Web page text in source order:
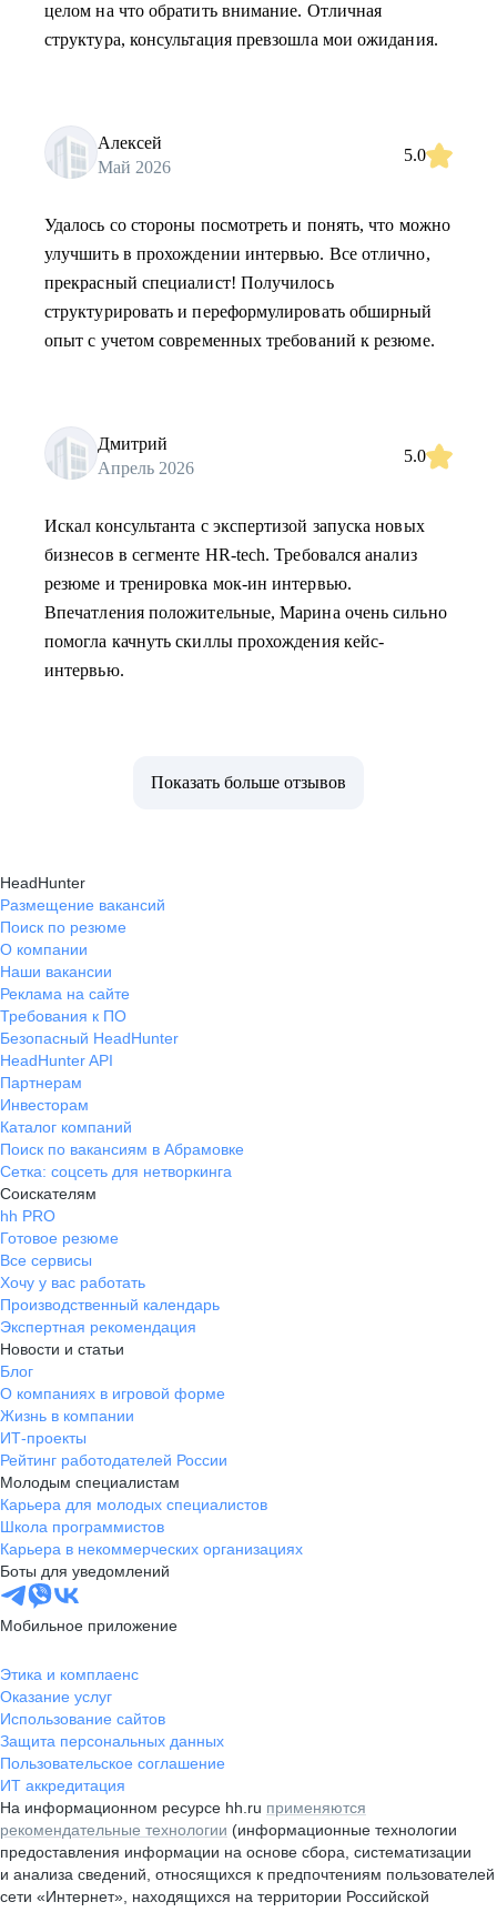
целом на что обратить внимание. Отличная
структура, консультация превзошла мои ожидания.
Алексей
Май 2026
5.0
Удалось со стороны посмотреть и понять, что можно
улучшить в прохождении интервью. Все отлично,
прекрасный специалист! Получилось
структурировать и переформулировать обширный
опыт с учетом современных требований к резюме.
Дмитрий
Апрель 2026
5.0
Искал консультанта с экспертизой запуска новых
бизнесов в сегменте HR-tech. Требовался анализ
резюме и тренировка мок-ин интервью.
Впечатления положительные, Марина очень сильно
помогла качнуть скиллы прохождения кейс-
интервью.
Показать больше отзывов
HeadHunter
Размещение вакансий
Поиск по резюме
О компании
Наши вакансии
Реклама на сайте
Требования к ПО
Безопасный HeadHunter
HeadHunter API
Партнерам
Инвесторам
Каталог компаний
Поиск по вакансиям в Абрамовке
Сетка: соцсеть для нетворкинга
Соискателям
hh PRO
Готовое резюме
Все сервисы
Хочу у вас работать
Производственный календарь
Экспертная рекомендация
Новости и статьи
Блог
О компаниях в игровой форме
Жизнь в компании
ИТ-проекты
Рейтинг работодателей России
Молодым специалистам
Карьера для молодых специалистов
Школа программистов
Карьера в некоммерческих организациях
Боты для уведомлений
Мобильное приложение
Этика и комплаенс
Оказание услуг
Использование сайтов
Защита персональных данных
Пользовательское соглашение
ИТ аккредитация
На информационном ресурсе hh.ru применяются
рекомендательные технологии (информационные технологии
предоставления информации на основе сбора, систематизации
и анализа сведений, относящихся к предпочтениям пользователей
сети «Интернет», находящихся на территории Российской